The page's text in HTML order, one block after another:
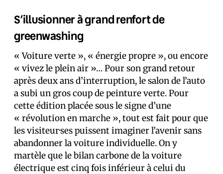
S’illusionner à grand renfort de
greenwashing
« Voiture verte », « énergie propre », ou encore
« vivez le plein air »… Pour son grand retour
après deux ans d’interruption, le salon de l’auto
a subi un gros coup de peinture verte. Pour
cette édition placée sous le signe d’une
« révolution en marche », tout est fait pour que
les visiteur·ses puissent imaginer l’avenir sans
abandonner la voiture individuelle. On y
martèle que le bilan carbone de la voiture
électrique est cinq fois inférieur à celui du